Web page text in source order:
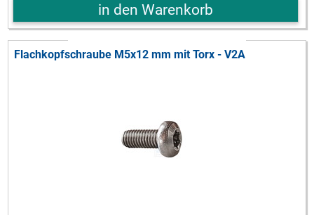
in den Warenkorb
Flachkopfschraube M5x12 mm mit Torx - V2A